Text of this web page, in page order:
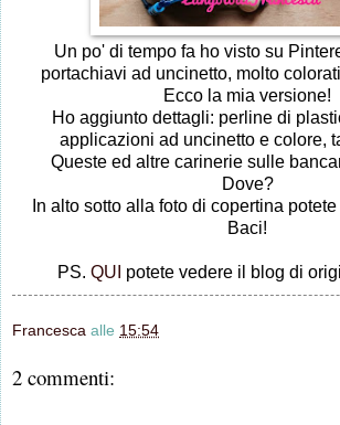
Un po' di tempo fa ho visto su
portachiavi ad uncinetto, molto
Ecco la mia versione!
Ho aggiunto dettagli: perline di
applicazioni ad uncinetto e colore,
Queste ed altre carinerie sulle
Dove?
In alto sotto alla foto di copertina
Baci!
PS. QUI potete vedere il blog di
Francesca alle 15:54
2 commenti: